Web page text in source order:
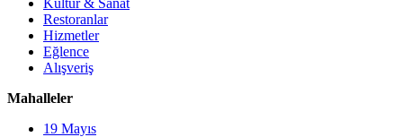
Kültür & Sanat
Restoranlar
Hizmetler
Eğlence
Alışveriş
Mahalleler
19 Mayıs